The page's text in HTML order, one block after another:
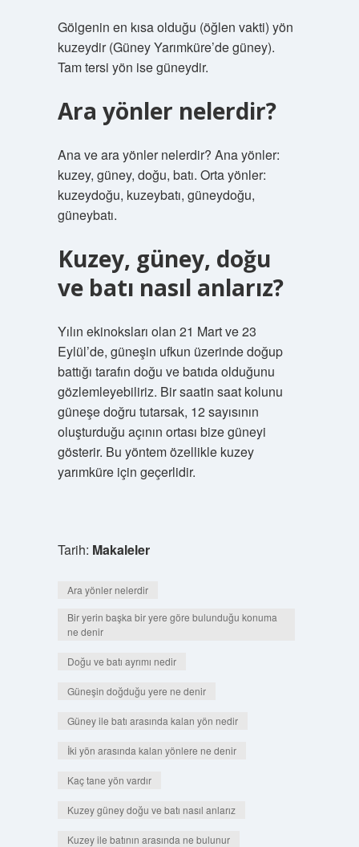
Gölgenin en kısa olduğu (öğlen vakti) yön
kuzeydir (Güney Yarımküre’de güney).
Tam tersi yön ise güneydir.
Ara yönler nelerdir?
Ana ve ara yönler nelerdir? Ana yönler:
kuzey, güney, doğu, batı. Orta yönler:
kuzeydoğu, kuzeybatı, güneydoğu,
güneybatı.
Kuzey, güney, doğu
ve batı nasıl anlarız?
Yılın ekinoksları olan 21 Mart ve 23
Eylül’de, güneşin ufkun üzerinde doğup
battığı tarafın doğu ve batıda olduğunu
gözlemleyebiliriz. Bir saatin saat kolunu
güneşe doğru tutarsak, 12 sayısının
oluşturduğu açının ortası bize güneyi
gösterir. Bu yöntem özellikle kuzey
yarımküre için geçerlidir.
Tarih: Makaleler
Ara yönler nelerdir
Bir yerin başka bir yere göre bulunduğu konuma
ne denir
Doğu ve batı ayrımı nedir
Güneşin doğduğu yere ne denir
Güney ile batı arasında kalan yön nedir
İki yön arasında kalan yönlere ne denir
Kaç tane yön vardır
Kuzey güney doğu ve batı nasıl anlarız
Kuzey ile batının arasında ne bulunur